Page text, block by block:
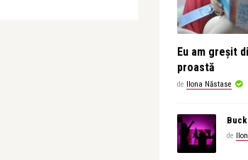
Eu am greșit
proastă
de Ilona Năstase
de